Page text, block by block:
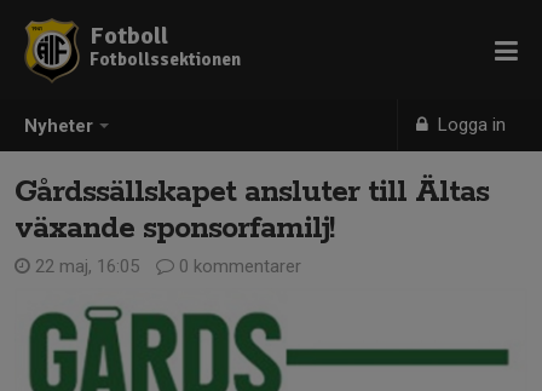
Nyheter Logga in
Fotboll
Fotbollssektionen
Gårdssällskapet ansluter till Ältas
växande sponsorfamilj!
22 maj, 16:05 0 kommentarer